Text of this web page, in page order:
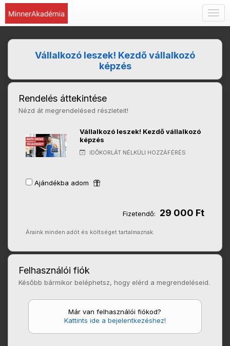
Vállalkozó leszek! Kezdő vállalkozó
képzés
Rendelés áttekintése
Nézd át megrendelésed részleteit!
Vállalkozó leszek! Kezdő vállalkozó
képzés
IDŐKORLÁT NÉLKÜLI HOZZÁFÉRÉS
Ajándékba adom
Fizetendő: 29 000 Ft
Áraink minden adót és költséget tartalmaznak.
Felhasználói fiók
Később bármikor beléphetsz, hogy elérd a megrendeléseid.
Már van felhasználói fiókod?
Kattints ide a bejelentkezéshez!